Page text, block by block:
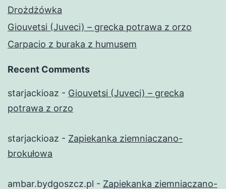
Drożdżówka
Giouvetsi (Juveci) – grecka potrawa z orzo
Carpacio z buraka z humusem
Recent Comments
starjackioaz - Giouvetsi (Juveci) – grecka
potrawa z orzo
starjackioaz - Zapiekanka ziemniaczano-
brokułowa
ambar.bydgoszcz.pl - Zapiekanka ziemniaczano-